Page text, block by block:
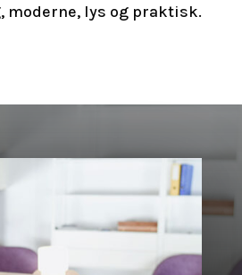
moderne, lys og praktisk.